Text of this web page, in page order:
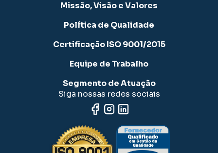
Missão, Visão e Valores
Política de Qualidade
Certificação ISO 9001/2015
Equipe de Trabalho
Segmento de Atuação
Siga nossas redes sociais